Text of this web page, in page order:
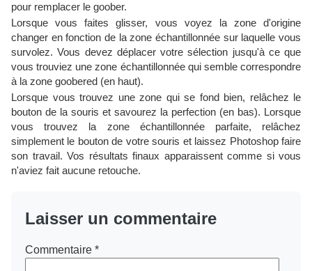
pour remplacer le goober.
Lorsque vous faites glisser, vous voyez la zone d'origine
changer en fonction de la zone échantillonnée sur laquelle vous
survolez. Vous devez déplacer votre sélection jusqu'à ce que
vous trouviez une zone échantillonnée qui semble correspondre
à la zone goobered (en haut).
Lorsque vous trouvez une zone qui se fond bien, relâchez le
bouton de la souris et savourez la perfection (en bas). Lorsque
vous trouvez la zone échantillonnée parfaite, relâchez
simplement le bouton de votre souris et laissez Photoshop faire
son travail. Vos résultats finaux apparaissent comme si vous
n'aviez fait aucune retouche.
Laisser un commentaire
Commentaire *